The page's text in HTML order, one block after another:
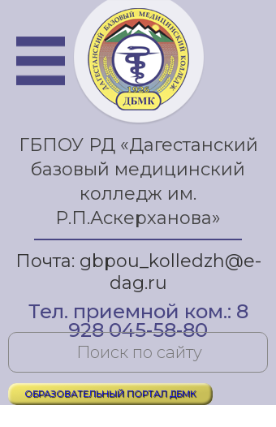
ГБПОУ РД «Дагестанский
базовый медицинский
колледж им.
Р.П.Аскерханова»
Почта: gbpou_kolledzh@e-
dag.ru
Тел. приемной ком.: 8
928 045-58-80
ОБРАЗОВАТЕЛЬНЫЙ ПОРТАЛ ДБМК